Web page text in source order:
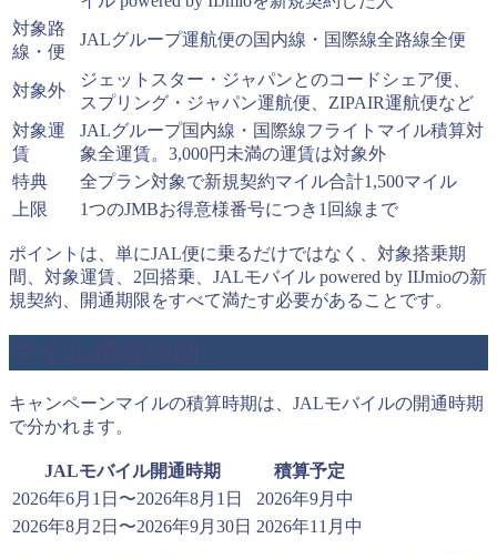
対象路
線・便
JALグループ運航便の国内線・国際線全路線全便
対象外
ジェットスター・ジャパンとのコードシェア便、
スプリング・ジャパン運航便、ZIPAIR運航便など
対象運
賃
JALグループ国内線・国際線フライトマイル積算対
象全運賃。3,000円未満の運賃は対象外
特典
全プラン対象で新規契約マイル合計1,500マイル
上限
1つのJMBお得意様番号につき1回線まで
ポイントは、単にJAL便に乗るだけではなく、対象搭乗期
間、対象運賃、2回搭乗、JALモバイル powered by IIJmioの新
規契約、開通期限をすべて満たす必要があることです。
キャンペーンマイルの積算時期は、JALモバイルの開通時期
で分かれます。
JALモバイル開通時期
積算予定
2026年6月1日〜2026年8月1日
2026年9月中
2026年8月2日〜2026年9月30日 2026年11月中